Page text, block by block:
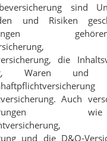
sind
und Risiken
die
Waren
Auch
und die D&O-